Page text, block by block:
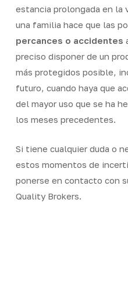
estancia prolongada en la
una familia hace que las
percances o accidentes
preciso disponer de un
más protegidos posible,
futuro, cuando haya que
del mayor uso que se ha
los meses precedentes.
Si tiene cualquier duda o
estos momentos de
ponerse en contacto con
Quality Brokers.